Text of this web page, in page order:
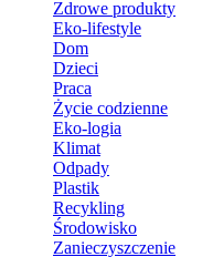
Zdrowe produkty
Eko-lifestyle
Dom
Dzieci
Praca
Życie codzienne
Eko-logia
Klimat
Odpady
Plastik
Recykling
Środowisko
Zanieczyszczenie